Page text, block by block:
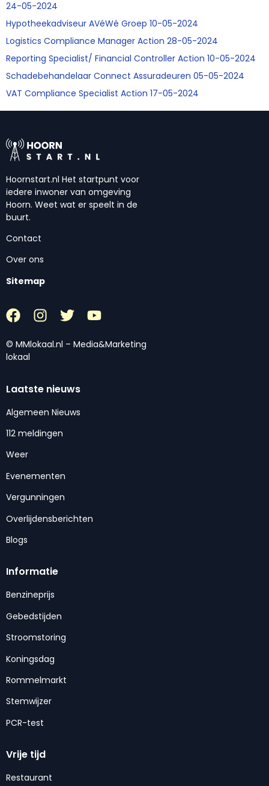
24-05-2024
Hypotheekadviseur AVéWé Groep 10-05-2024
Logistics Compliance Manager Action 28-05-2024
Reporting Specialist/ Financial Controller Action 10-05-2024
Schadebehandelaar Connect Assuradeuren 05-05-2024
VAT Compliance Specialist Action 17-05-2024
Hoornstart.nl Het startpunt voor
iedere inwoner van omgeving
Hoorn. Weet wat er speelt in de
buurt.
Contact
Over ons
Sitemap
© MMlokaal.nl – Media&Marketing
lokaal
Laatste nieuws
Algemeen Nieuws
112 meldingen
Weer
Evenementen
Vergunningen
Overlijdensberichten
Blogs
Informatie
Benzineprijs
Gebedstijden
Stroomstoring
Koningsdag
Rommelmarkt
Stemwijzer
PCR-test
Vrije tijd
Restaurant